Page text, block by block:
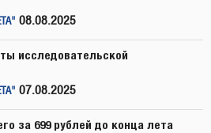
08.08.2025
исследовательской
07.08.2025
за 699 рублей до конца лета